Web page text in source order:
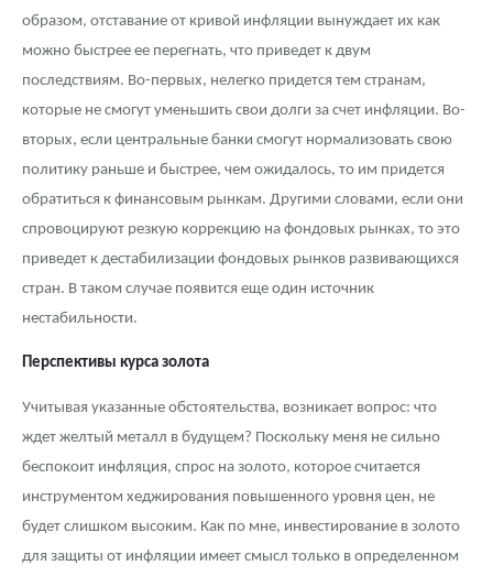
образом, отставание от кривой инфляции вынуждает их как
можно быстрее ее перегнать, что приведет к двум
последствиям. Во-первых, нелегко придется тем странам,
которые не смогут уменьшить свои долги за счет инфляции. Во-
вторых, если центральные банки смогут нормализовать свою
политику раньше и быстрее, чем ожидалось, то им придется
обратиться к финансовым рынкам. Другими словами, если они
спровоцируют резкую коррекцию на фондовых рынках, то это
приведет к дестабилизации фондовых рынков развивающихся
стран. В таком случае появится еще один источник
нестабильности.
Перспективы курса золота
Учитывая указанные обстоятельства, возникает вопрос: что
ждет желтый металл в будущем? Поскольку меня не сильно
беспокоит инфляция, спрос на золото, которое считается
инструментом хеджирования повышенного уровня цен, не
будет слишком высоким. Как по мне, инвестирование в золото
для защиты от инфляции имеет смысл только в определенном